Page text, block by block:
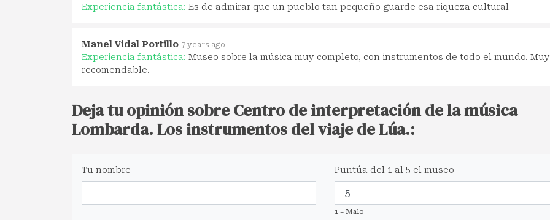
Experiencia fantástica: Es de admirar que un pueblo tan pequeño guarde esa riqueza cultural
Manel Vidal Portillo 7 years ago
Experiencia fantástica: Museo sobre la música muy completo, con instrumentos de todo el mundo. Muy
recomendable.
Deja tu opinión sobre Centro de interpretación de la música
Lombarda. Los instrumentos del viaje de Lúa.:
Tu nombre Puntúa del 1 al 5 el museo
1 = Malo